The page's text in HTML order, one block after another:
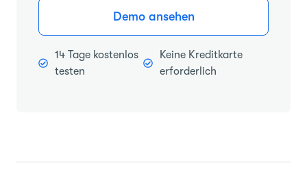
Demo ansehen
14 Tage kostenlos
testen
Keine Kreditkarte
erforderlich